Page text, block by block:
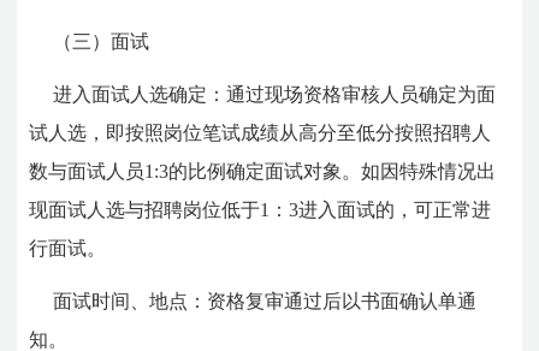
（三）面试
进入面试人选确定：通过现场资格审核人员确定为面
试人选，即按照岗位笔试成绩从高分至低分按照招聘人
数与面试人员1:3的比例确定面试对象。如因特殊情况出
现面试人选与招聘岗位低于1：3进入面试的，可正常进
行面试。
面试时间、地点：资格复审通过后以书面确认单通
知。